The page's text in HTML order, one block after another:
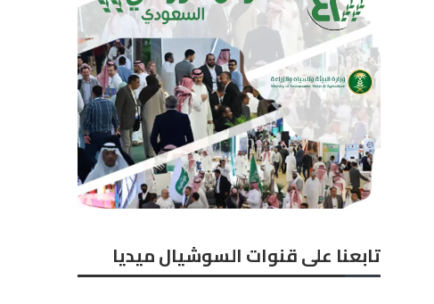
تابعنا على قنوات السوشيال ميديا